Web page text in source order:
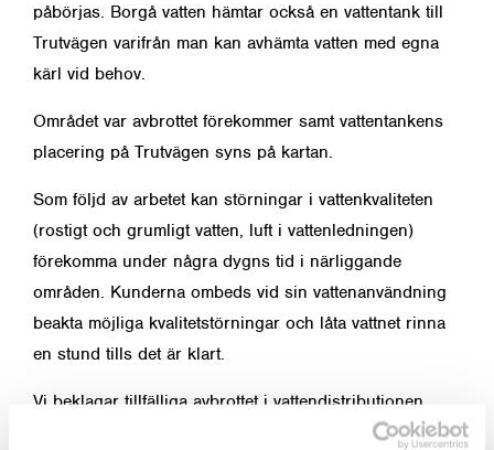
påbörjas. Borgå vatten hämtar också en vattentank till
Trutvägen varifrån man kan avhämta vatten med egna
kärl vid behov.
Området var avbrottet förekommer samt vattentankens
placering på Trutvägen syns på kartan.
Som följd av arbetet kan störningar i vattenkvaliteten
(rostigt och grumligt vatten, luft i vattenledningen)
förekomma under några dygns tid i närliggande
områden. Kunderna ombeds vid sin vattenanvändning
beakta möjliga kvalitetstörningar och låta vattnet rinna
en stund tills det är klart.
Vi beklagar tillfälliga avbrottet i vattendistributionen.